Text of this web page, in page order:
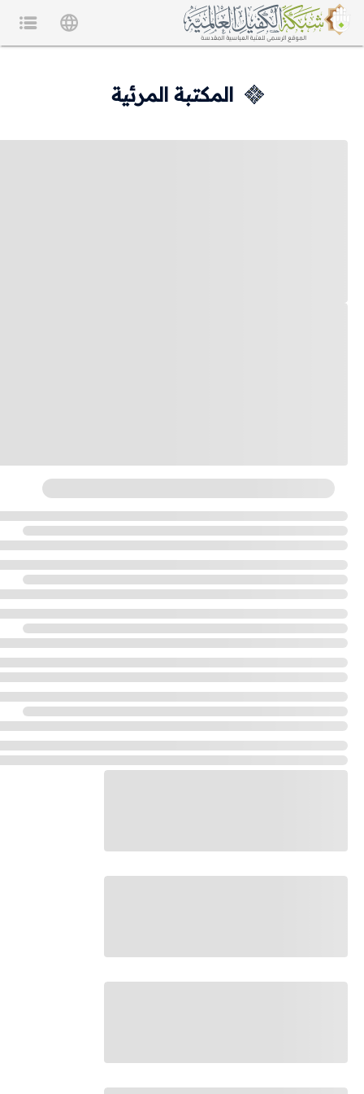
المكتبة المرئية